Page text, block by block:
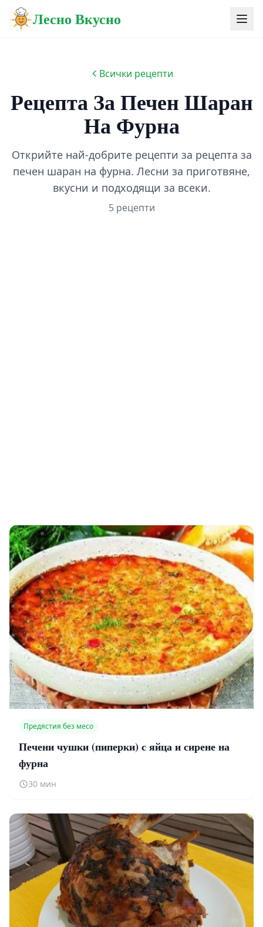
Лесно Вкусно
Всички рецепти
Рецепта За Печен Шаран
На Фурна
Открийте най-добрите рецепти за рецепта за
печен шаран на фурна. Лесни за приготвяне,
вкусни и подходящи за всеки.
5 рецепти
Предястия без месо
Печени чушки (пиперки) с яйца и сирене на
фурна
30 мин